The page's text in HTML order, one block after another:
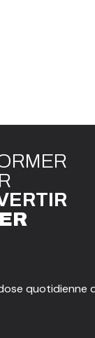
RMER
RTIR
ER
quotidienne